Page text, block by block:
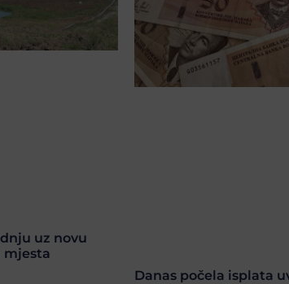
uz novu
mjesta
Danas počela isplata